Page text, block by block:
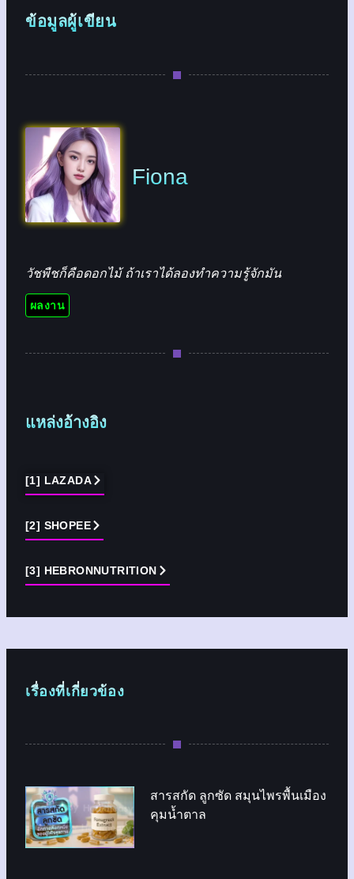
ข้อมูลผู้เขียน
Fiona
วัชพืชก็คือดอกไม้ ถ้าเราได้ลองทำความรู้จักมัน
ผลงาน
แหล่งอ้างอิง
[1] LAZADA
[2] SHOPEE
[3] HEBRONNUTRITION
เรื่องที่เกี่ยวข้อง
สารสกัด ลูกซัด สมุนไพรพื้นเมือง
คุมน้ำตาล